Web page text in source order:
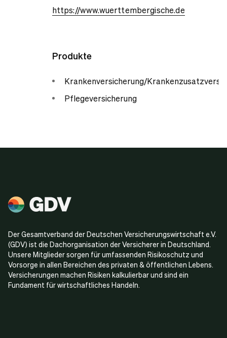
https://www.wuerttembergische.de
Produkte
Krankenversicherung/
Pflegeversicherung
Der Gesamtverband der Deutschen Versicherungswirtschaft e.V.
(GDV) ist die Dachorganisation der Versicherer in Deutschland.
Unsere Mitglieder sorgen für umfassenden Risikoschutz und
Vorsorge in allen Bereichen des privaten & öffentlichen Lebens.
Versicherungen machen Risiken kalkulierbar und sind ein
Fundament für wirtschaftliches Handeln.